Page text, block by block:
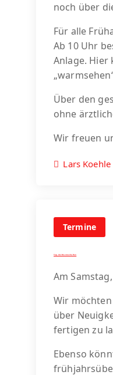
noch über
Für alle
Ab 10 Uhr
Anlage. Hier
Über den
ohne
Wir freuen
Lars Koehle
Termine
Tag der Mannschaften
Am
Wir
über
fertigen zu
Ebenso